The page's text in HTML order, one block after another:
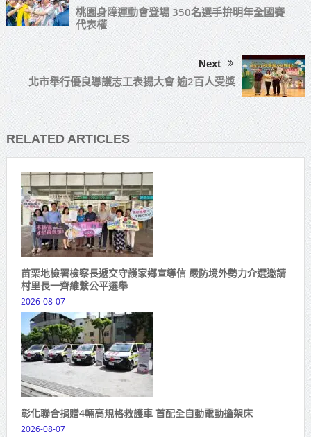
桃園身障運動會登場 350名選手拚明年全國賽
代表權
Next
北市舉行優良導護志工表揚大會 逾2百人受獎
RELATED ARTICLES
苗栗地檢署檢察長遞交守護家鄉宣導信 嚴防境外勢力介選邀請
村里長一齊維繫公平選舉
2026-08-07
彰化聯合捐贈4輛高規格救護車 首配全自動電動擔架床
2026-08-07